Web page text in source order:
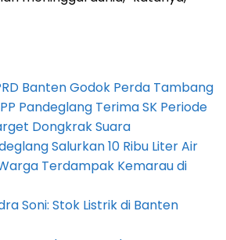
Banten Godok Perda Tambang
Pandeglang Terima SK Periode
Dongkrak Suara
Salurkan 10 Ribu Liter Air
Terdampak Kemarau di
Soni: Stok Listrik di Banten